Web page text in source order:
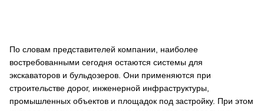
По словам представителей компании, наиболее
востребованными сегодня остаются системы для
экскаваторов и бульдозеров. Они применяются при
строительстве дорог, инженерной инфраструктуры,
промышленных объектов и площадок под застройку. При этом